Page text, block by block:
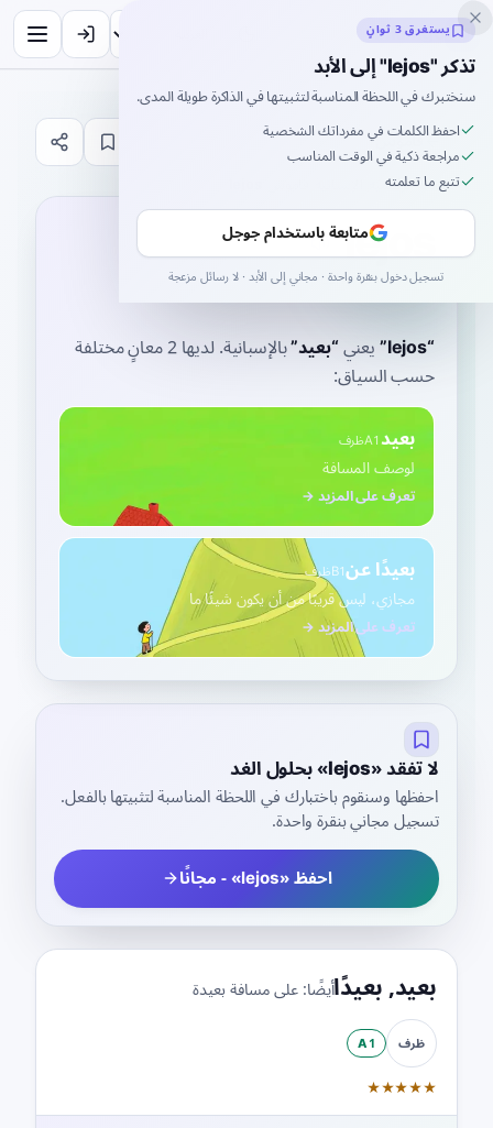
Inklingo
قاموس
الصفحة الرئيسية
lejos
LEH-hoss 'lexos
“
lejos
”يعني“بعيد”بالإسبانية . لديها 2 معانٍ مختلفة
حسب السياق:
بعيدA1ظرف
لوصف المسافة
تعرف على المزيد →
بعيدًا عنB1ظرف
مجازي، ليس قريبًا من أن يكون شيئًا ما
تعرف على المزيد →
لا تفقد «lejos» بحلول الغد
احفظها وسنقوم باختبارك في اللحظة المناسبة لتثبيتها بالفعل.
تسجيل مجاني بنقرة واحدة.
احفظ «lejos» - مجانًا
بعيد,بعيدًاأيضًا:على مسافة بعيدة
ظرف A1
★
★
★
★
★
يستغرق 3 ثوانٍ
تذكر "lejos" إلى الأبد
سنختبرك في اللحظة المناسبة لتثبيتها في الذاكرة طويلة المدى.
احفظ الكلمات في مفرداتك الشخصية
مراجعة ذكية في الوقت المناسب
تتبع ما تعلمته
متابعة باستخدام جوجل
تسجيل دخول بنقرة واحدة · مجاني إلى الأبد · لا رسائل مزعجة